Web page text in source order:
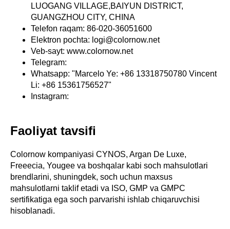
LUOGANG VILLAGE,BAIYUN DISTRICT,
GUANGZHOU CITY, CHINA
Telefon raqam: 86-020-36051600
Elektron pochta: logi@colornow.net
Veb-sayt: www.colornow.net
Telegram:
Whatsapp: "Marcelo Ye: +86 13318750780 Vincent
Li: +86 15361756527"
Instagram:
Faoliyat tavsifi
Colornow kompaniyasi CYNOS, Argan De Luxe,
Freeecia, Yougee va boshqalar kabi soch mahsulotlari
brendlarini, shuningdek, soch uchun maxsus
mahsulotlarni taklif etadi va ISO, GMP va GMPC
sertifikatiga ega soch parvarishi ishlab chiqaruvchisi
hisoblanadi.